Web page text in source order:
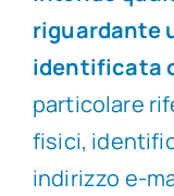
riguardante
identificata
particolare
fisici,
indirizzo e-